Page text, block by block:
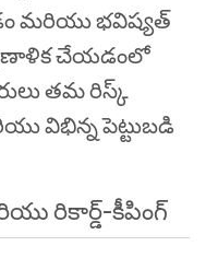
మరియు భవిష్యత్
చేయడంలో
తమ రిస్క్
విభిన్న పెట్టుబడి
రికార్డ్-కీపింగ్